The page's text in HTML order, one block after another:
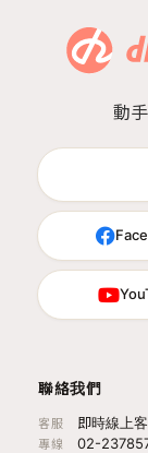
動
聯絡我們
客服 即時線上
專線 02-